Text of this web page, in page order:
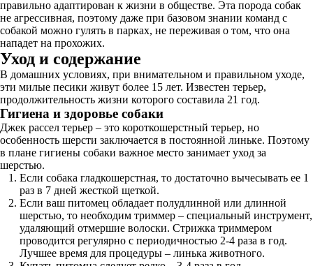
правильно адаптирован к жизни в обществе. Эта порода собак
не агрессивная, поэтому даже при базовом знании команд с
собакой можно гулять в парках, не переживая о том, что она
нападет на прохожих.
Уход и содержание
В домашних условиях, при внимательном и правильном уходе,
эти милые песики живут более 15 лет. Известен терьер,
продолжительность жизни которого составила 21 год.
Гигиена и здоровье собаки
Джек рассел терьер – это короткошерстный терьер, но
особенность шерсти заключается в постоянной линьке. Поэтому
в плане гигиены собаки важное место занимает уход за
шерстью.
Если собака гладкошерстная, то достаточно вычесывать ее 1
раз в 7 дней жесткой щеткой.
Если ваш питомец обладает полудлинной или длинной
шерстью, то необходим триммер – специальный инструмент,
удаляющий отмершие волоски. Стрижка триммером
проводится регулярно с периодичностью 2-4 раза в год.
Лучшее время для процедуры – линька животного.